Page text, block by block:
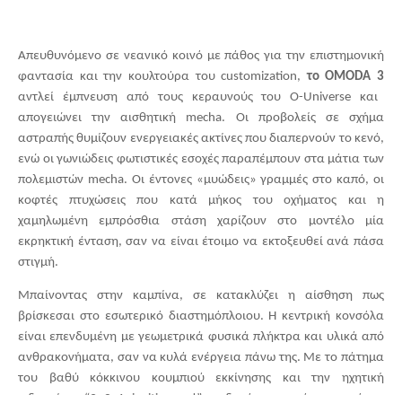
Απευθυνόμενο σε νεανικό κοινό με πάθος για την επιστημονική
φαντασία και την κουλτούρα τουcustomization,τοOMODA 3
αντλεί έμπνευση από τους κεραυνούς τουO-Universe και
απογειώνει την αισθητική mecha. Οι προβολείς σε σχήμα
αστραπής θυμίζουν ενεργειακές ακτίνες που διαπερνούν το κενό,
ενώ οι γωνιώδεις φωτιστικές εσοχές παραπέμπουν στα μάτια των
πολεμιστών mecha. Οι έντονες «μυώδεις» γραμμές στο καπό, οι
κοφτές πτυχώσεις που κατά μήκος του οχήματος και η
χαμηλωμένη εμπρόσθια στάση χαρίζουν στο μοντέλο μία
εκρηκτική ένταση, σαν να είναι έτοιμο να εκτοξευθεί ανά πάσα
στιγμή.
Μπαίνοντας στην καμπίνα, σε κατακλύζει η αίσθηση πως
βρίσκεσαι στο εσωτερικό διαστημόπλοιου. Η κεντρική κονσόλα
είναι επενδυμένη με γεωμετρικά φυσικά πλήκτρα και υλικά από
ανθρακονήματα, σαν να κυλά ενέργεια πάνω της. Με το πάτημα
του βαθύ κόκκινου κουμπιού εκκίνησης και την ηχητική